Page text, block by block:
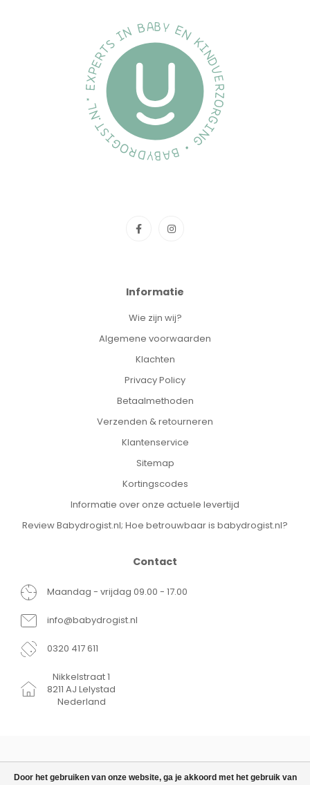
Door het gebruiken van onze website, ga je akkoord met het gebruik van
Informatie
Wie zijn wij?
Algemene voorwaarden
Klachten
Privacy Policy
Betaalmethoden
Verzenden & retourneren
Klantenservice
Sitemap
Kortingscodes
Informatie over onze actuele levertijd
Review Babydrogist.nl; Hoe betrouwbaar is babydrogist.nl?
Contact
Maandag - vrijdag 09.00 - 17.00
info@babydrogist.nl
0320 417 611
Nikkelstraat 1
8211 AJ Lelystad
Nederland